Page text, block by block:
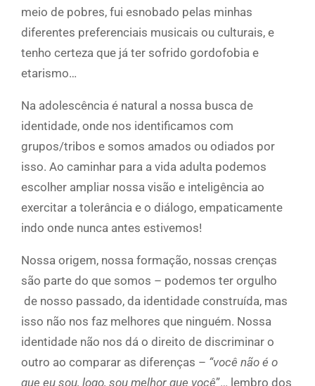
meio de pobres, fui esnobado pelas minhas
diferentes preferenciais musicais ou culturais, e
tenho certeza que já ter sofrido gordofobia e
etarismo…
Na adolescência é natural a nossa busca de
identidade, onde nos identificamos com
grupos/tribos e somos amados ou odiados por
isso. Ao caminhar para a vida adulta podemos
escolher ampliar nossa visão e inteligência ao
exercitar a tolerância e o diálogo, empaticamente
indo onde nunca antes estivemos!
Nossa origem, nossa formação, nossas crenças
são parte do que somos – podemos ter orgulho
de nosso passado, da identidade construída, mas
isso não nos faz melhores que ninguém. Nossa
identidade não nos dá o direito de discriminar o
outro ao comparar as diferenças – “você não é o
que eu sou, logo, sou melhor que você”… lembro dos